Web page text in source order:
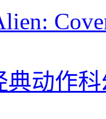
典动作